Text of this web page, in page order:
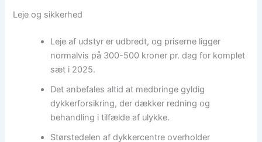
Leje og sikkerhed
Leje af udstyr er udbredt, og priserne ligger
normalvis på 300-500 kroner pr. dag for komplet
sæt i 2025.
Det anbefales altid at medbringe gyldig
dykkerforsikring, der dækker redning og
behandling i tilfælde af ulykke.
Størstedelen af dykkercentre overholder